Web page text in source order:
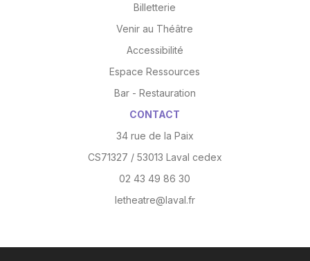
Billetterie
Venir au Théâtre
Accessibilité
Espace Ressources
Bar - Restauration
CONTACT
34 rue de la Paix
CS71327 / 53013 Laval cedex
02 43 49 86 30
letheatre@laval.fr